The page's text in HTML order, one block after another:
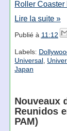
Roller Coaster
Lire la suite »
Publié à 11:12
Labels:
Universal,
Japan
Nouveaux
Reunidos
PAM)